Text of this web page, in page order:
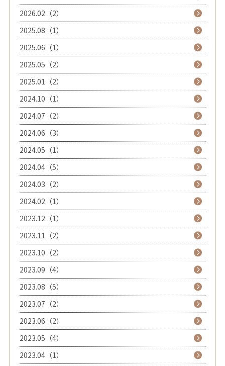
2026.02（2）
2025.08（1）
2025.06（1）
2025.05（2）
2025.01（2）
2024.10（1）
2024.07（2）
2024.06（3）
2024.05（1）
2024.04（5）
2024.03（2）
2024.02（1）
2023.12（1）
2023.11（2）
2023.10（2）
2023.09（4）
2023.08（5）
2023.07（2）
2023.06（2）
2023.05（4）
2023.04（1）